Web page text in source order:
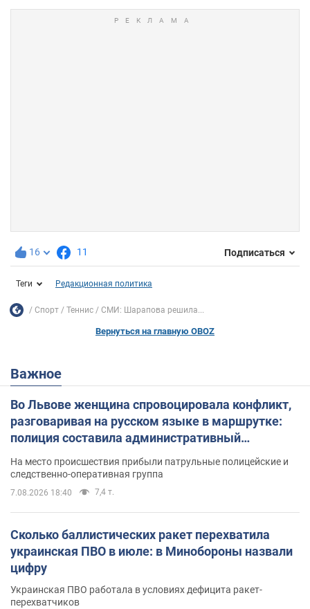
16 11 Подписаться
Теги Редакционная политика
Спорт Теннис СМИ: Шарапова решила...
Вернуться на главную OBOZ
Важное
Во Львове женщина спровоцировала конфликт,
разговаривая на русском языке в маршрутке:
полиция составила административный
протокол. Видео
На место происшествия прибыли патрульные полицейские и
следственно-оперативная группа
7.08.2026 18:40 7,4 т.
Сколько баллистических ракет перехватила
украинская ПВО в июле: в Минобороны назвали
цифру
Украинская ПВО работала в условиях дефицита ракет-
перехватчиков